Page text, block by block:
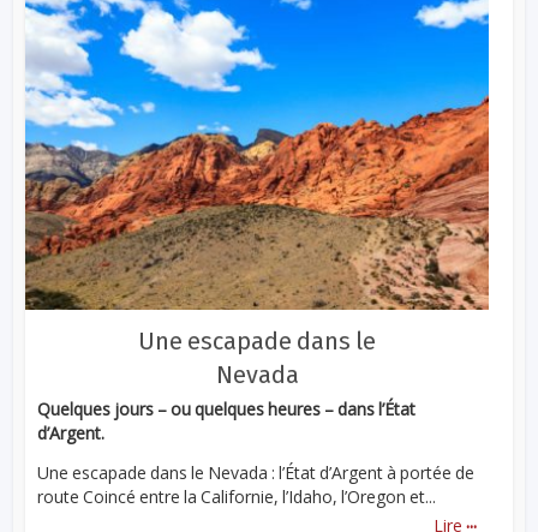
Une escapade dans le
Nevada
Quelques jours – ou quelques heures – dans l’État
d’Argent.
Une escapade dans le Nevada : l’État d’Argent à portée de
route Coincé entre la Californie, l’Idaho, l’Oregon et...
Lire ...